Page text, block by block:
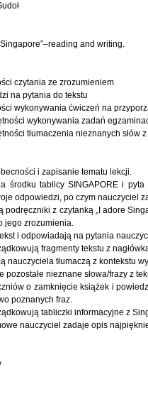
and writing.
czytania ze zrozumieniem
na pytania do tekstu
wykonywania ćwiczeń na
wykonywania zadań
tłumaczenia nieznanych słów
i zapisanie tematu lekcji.
środku tablicy SINGAPORE i
odpowiedzi, po czym nauczyciel
podręczniki z czytanką „I adore
jego zrozumienia.
i odpowiadają na pytania
fragmenty tekstu z
nauczyciela tłumaczą z kontekstu
pozostałe nieznane słowa/frazy z
o zamknięcie książek i
poznanych fraz.
tabliczki informacyjne z
nauczyciel zadaje opis